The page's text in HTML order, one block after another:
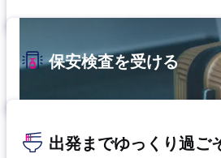
保安検査を受ける
出発までゆっくり過ご